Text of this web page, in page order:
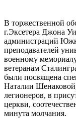
В торжественной
г.Эксетера Джона
администраций
преподавателей
военному
ветеранам
были посвящена
Наталии
легионеров, в
церкви,
минута молчания.